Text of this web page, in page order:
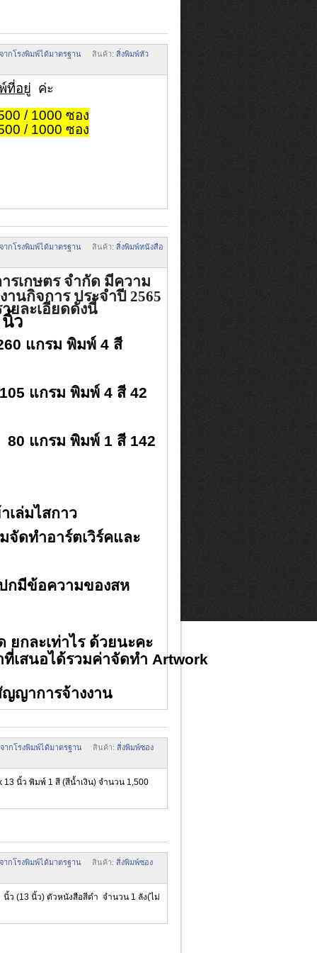
ากโรงพิมพ์ได้มาตรฐานสินค้า: สิ่งพิมพ์หัว
ที่อยู่ ค่ะ
/ 1000 ซอง
/ 1000 ซอง
ากโรงพิมพ์ได้มาตรฐานสินค้า: สิ่งพิมพ์หนังสือ
เกษตร จำกัด มีความ
นกิจการ ประจำปี 2565
ยละเอียดดังนี้
นิ้ว
แกรม พิมพ์ 4 สี
แกรม พิมพ์ 4 สี 42
80 แกรม พิมพ์ 1 สี 142
เล่มไสกาว
ดทำอาร์ตเวิร์คและ
มีข้อความของสห
กละเท่าไร ด้วยนะคะ
อได้รวมค่าจัดทำ Artwork
การจ้างงาน
ากโรงพิมพ์ได้มาตรฐานสินค้า: สิ่งพิมพ์ซอง
13 นิ้ว พิมพ์ 1 สี (สีน้ำเงิน) จำนวน 1,500
ากโรงพิมพ์ได้มาตรฐานสินค้า: สิ่งพิมพ์ซอง
ว (13 นิ้ว) ตัวหนังสือสีดำ จำนวน 1 ลัง(ไม่